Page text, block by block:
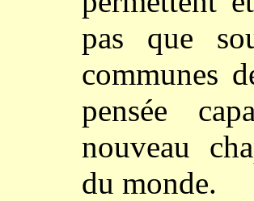
pas que
communes
pensée
nouveau
du monde.